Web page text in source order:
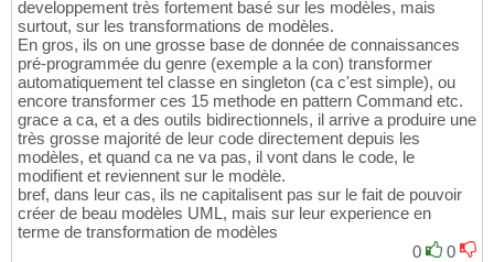
developpement très fortement basé sur les modèles, mais
surtout, sur les transformations de modèles.
En gros, ils on une grosse base de donnée de connaissances
pré-programmée du genre (exemple a la con) transformer
automatiquement tel classe en singleton (ca c'est simple), ou
encore transformer ces 15 methode en pattern Command etc.
grace a ca, et a des outils bidirectionnels, il arrive a produire une
très grosse majorité de leur code directement depuis les
modèles, et quand ca ne va pas, il vont dans le code, le
modifient et reviennent sur le modèle.
bref, dans leur cas, ils ne capitalisent pas sur le fait de pouvoir
créer de beau modèles UML, mais sur leur experience en
terme de transformation de modèles
0
0